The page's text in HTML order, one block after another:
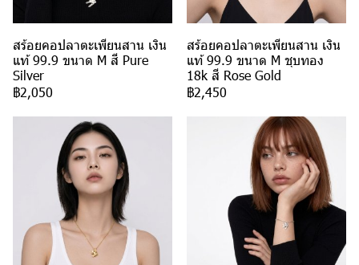
สร้อยคอปลาตะเพียนสาน เงิน
แท้ 99.9 ขนาด M สี Pure
Silver
฿2,050
สร้อยคอปลาตะเพียนสาน เงิน
แท้ 99.9 ขนาด M ชุบทอง
18k สี Rose Gold
฿2,450